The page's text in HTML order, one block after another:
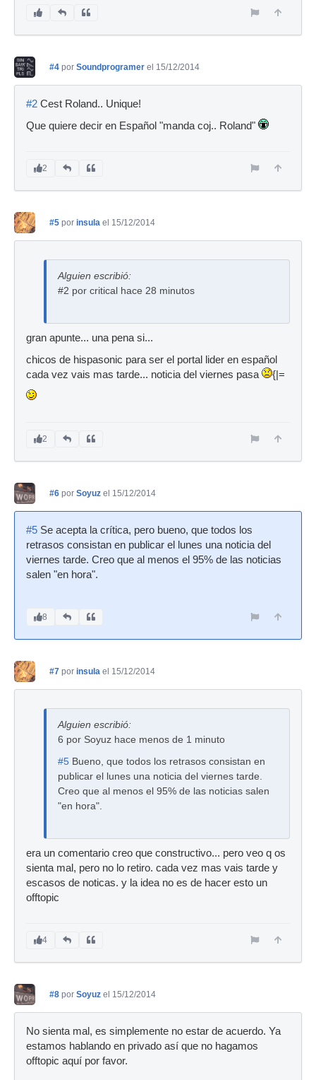
#4 por Soundprogramer el 15/12/2014
#2 Cest Roland.. Unique!
Que quiere decir en Español "manda coj.. Roland"
2
#5 por insula el 15/12/2014
Alguien escribió:
#2 por critical hace 28 minutos
gran apunte... una pena si...
chicos de hispasonic para ser el portal lider en español
cada vez vais mas tarde... noticia del viernes pasa
{|=
2
#6 por Soyuz el 15/12/2014
#5 Se acepta la crítica, pero bueno, que todos los
retrasos consistan en publicar el lunes una noticia del
viernes tarde. Creo que al menos el 95% de las noticias
salen "en hora".
8
#7 por insula el 15/12/2014
Alguien escribió:
6 por Soyuz hace menos de 1 minuto
#5 Bueno, que todos los retrasos consistan en
publicar el lunes una noticia del viernes tarde.
Creo que al menos el 95% de las noticias salen
"en hora".
era un comentario creo que constructivo... pero veo q os
sienta mal, pero no lo retiro. cada vez mas vais tarde y
escasos de noticas. y la idea no es de hacer esto un
offtopic
4
#8 por Soyuz el 15/12/2014
No sienta mal, es simplemente no estar de acuerdo. Ya
estamos hablando en privado así que no hagamos
offtopic aquí por favor.